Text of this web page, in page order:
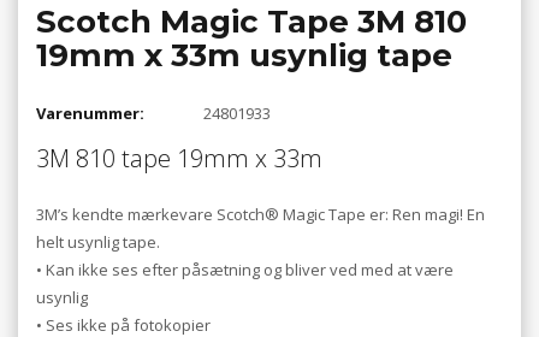
Scotch Magic Tape 3M 810
19mm x 33m usynlig tape
Varenummer: 24801933
3M 810 tape 19mm x 33m
3M’s kendte mærkevare Scotch® Magic Tape er: Ren magi! En
helt usynlig tape.
• Kan ikke ses efter påsætning og bliver ved med at være
usynlig
• Ses ikke på fotokopier